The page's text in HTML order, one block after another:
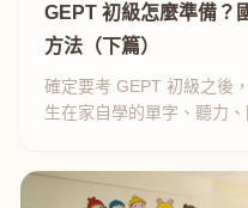
GEPT 初級怎麼準備？
方法（下篇）
確定要考 GEPT 初級之後
生在家自學的單字、聽力